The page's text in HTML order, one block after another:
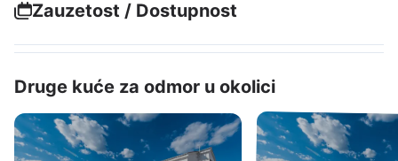
Zauzetost / Dostupnost
Druge kuće za odmor u okolici